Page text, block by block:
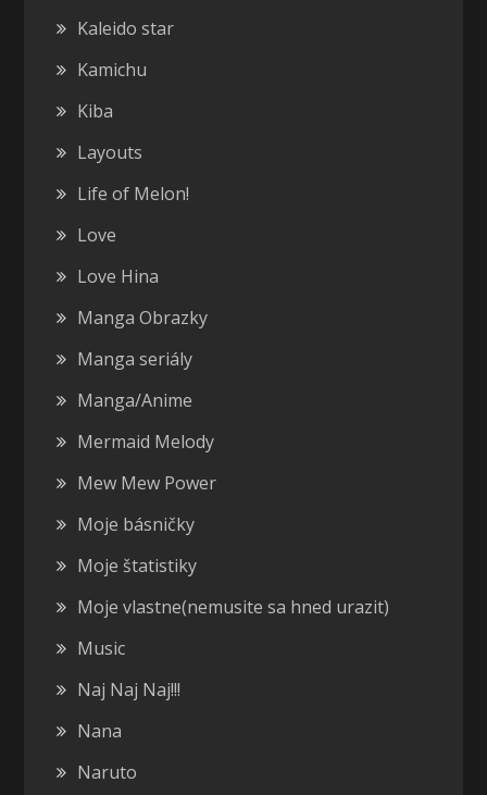
Kaleido star
Kamichu
Kiba
Layouts
Life of Melon!
Love
Love Hina
Manga Obrazky
Manga seriály
Manga/Anime
Mermaid Melody
Mew Mew Power
Moje básničky
Moje štatistiky
Moje vlastne(nemusite sa hned urazit)
Music
Naj Naj Naj!!!
Nana
Naruto